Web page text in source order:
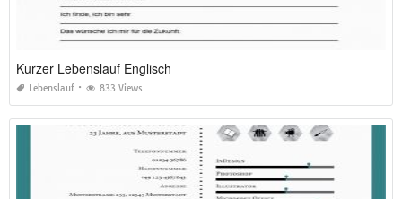
Kurzer Lebenslauf Englisch
Lebenslauf 833 Views